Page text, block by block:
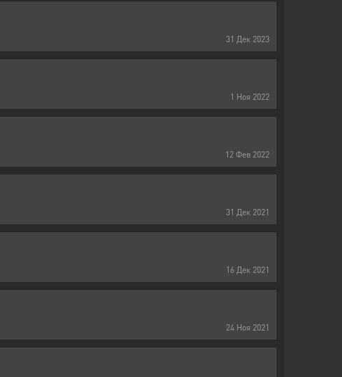
31 Дек 2023
1 Ноя 2022
12 Фев 2022
31 Дек 2021
16 Дек 2021
24 Ноя 2021